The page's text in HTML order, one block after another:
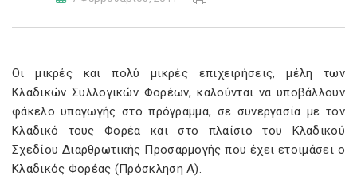
Οι μικρές και πολύ μικρές επιχειρήσεις, μέλη των
Κλαδικών Συλλογικών Φορέων, καλούνται να υποβάλλουν
φάκελο υπαγωγής στο πρόγραμμα, σε συνεργασία με τον
Κλαδικό τους Φορέα και στο πλαίσιο του Κλαδικού
Σχεδίου Διαρθρωτικής Προσαρμογής που έχει ετοιμάσει ο
Κλαδικός Φορέας (Πρόσκληση Α).